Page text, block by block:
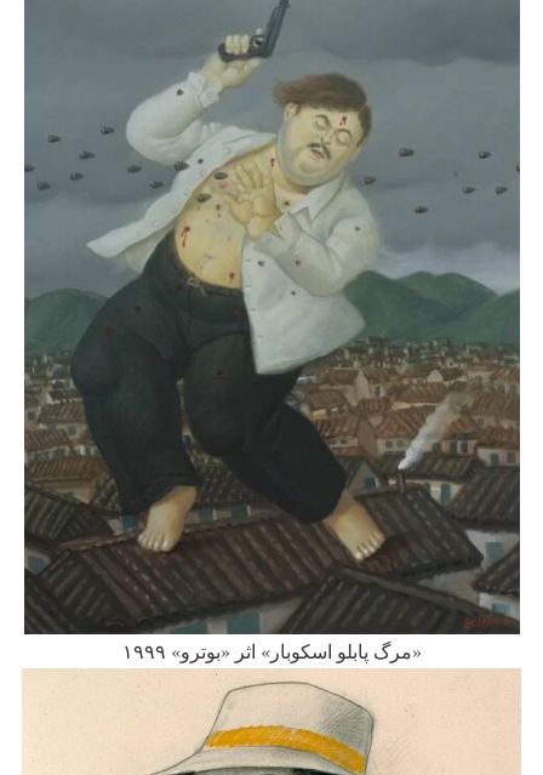
«مرگ پابلو اسکوبار» اثر «بوترو» ۱۹۹۹